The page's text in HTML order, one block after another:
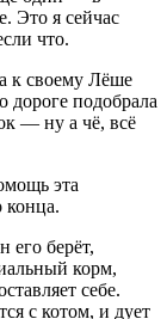
Это я сейчас
что.
к своему Лёше
дороге подобрала
— ну а чё, всё
эта
конца.
его берёт,
корм,
себе.
с котом, и дует